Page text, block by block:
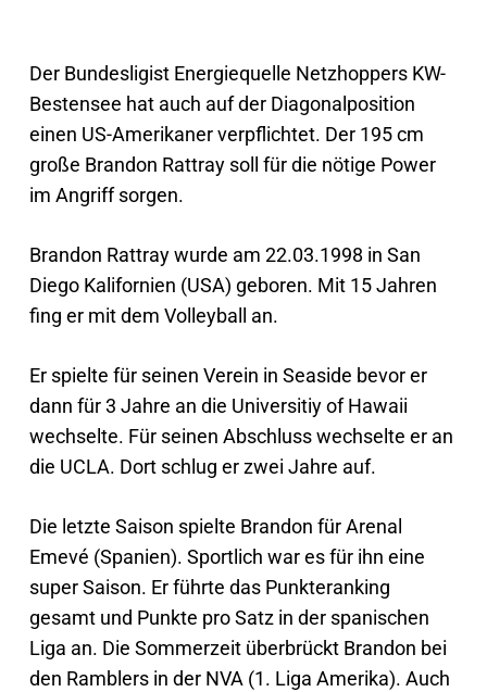
Der Bundesligist Energiequelle Netzhoppers KW-
Bestensee hat auch auf der Diagonalposition
einen US-Amerikaner verpflichtet. Der 195 cm
große Brandon Rattray soll für die nötige Power
im Angriff sorgen.
Brandon Rattray wurde am 22.03.1998 in San
Diego Kalifornien (USA) geboren. Mit 15 Jahren
fing er mit dem Volleyball an.
Er spielte für seinen Verein in Seaside bevor er
dann für 3 Jahre an die Universitiy of Hawaii
wechselte. Für seinen Abschluss wechselte er an
die UCLA. Dort schlug er zwei Jahre auf.
Die letzte Saison spielte Brandon für Arenal
Emevé (Spanien). Sportlich war es für ihn eine
super Saison. Er führte das Punkteranking
gesamt und Punkte pro Satz in der spanischen
Liga an. Die Sommerzeit überbrückt Brandon bei
den Ramblers in der NVA (1. Liga Amerika). Auch